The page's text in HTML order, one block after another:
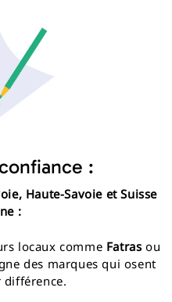
:
Haute-Savoie et Suisse
:
locaux comme Fatrasou
des marques qui osent